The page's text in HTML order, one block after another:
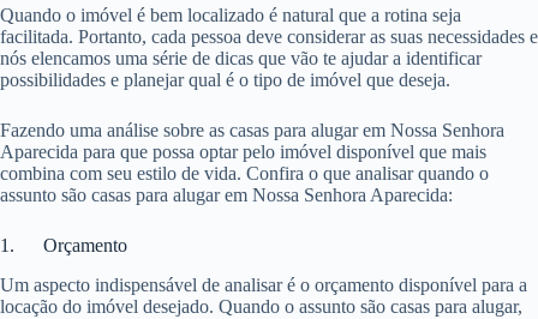
Quando o imóvel é bem localizado é natural que a rotina seja
facilitada. Portanto, cada pessoa deve considerar as suas necessidades e
nós elencamos uma série de dicas que vão te ajudar a identificar
possibilidades e planejar qual é o tipo de imóvel que deseja.
Fazendo uma análise sobre as casas para alugar em Nossa Senhora
Aparecida para que possa optar pelo imóvel disponível que mais
combina com seu estilo de vida. Confira o que analisar quando o
assunto são casas para alugar em Nossa Senhora Aparecida:
1. Orçamento
Um aspecto indispensável de analisar é o orçamento disponível para a
locação do imóvel desejado. Quando o assunto são casas para alugar,